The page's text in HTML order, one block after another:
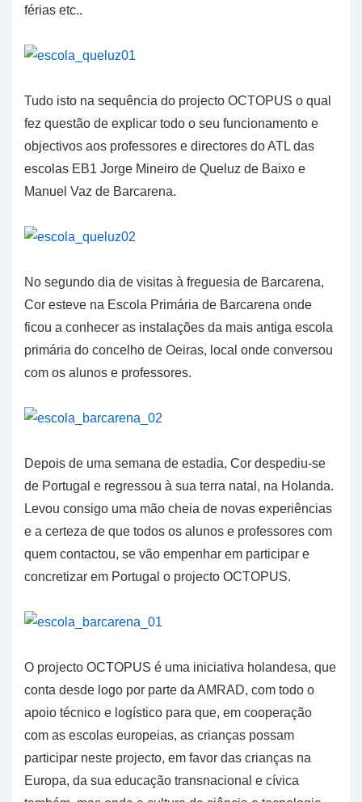
férias etc..
Tudo isto na sequência do projecto OCTOPUS o qual
fez questão de explicar todo o seu funcionamento e
objectivos aos professores e directores do ATL das
escolas EB1 Jorge Mineiro de Queluz de Baixo e
Manuel Vaz de Barcarena.
No segundo dia de visitas à freguesia de Barcarena,
Cor esteve na Escola Primária de Barcarena onde
ficou a conhecer as instalações da mais antiga escola
primária do concelho de Oeiras, local onde conversou
com os alunos e professores.
Depois de uma semana de estadia, Cor despediu-se
de Portugal e regressou à sua terra natal, na Holanda.
Levou consigo uma mão cheia de novas experiências
e a certeza de que todos os alunos e professores com
quem contactou, se vão empenhar em participar e
concretizar em Portugal o projecto OCTOPUS.
O projecto OCTOPUS é uma iniciativa holandesa, que
conta desde logo por parte da AMRAD, com todo o
apoio técnico e logístico para que, em cooperação
com as escolas europeias, as crianças possam
participar neste projecto, em favor das crianças na
Europa, da sua educação transnacional e cívica